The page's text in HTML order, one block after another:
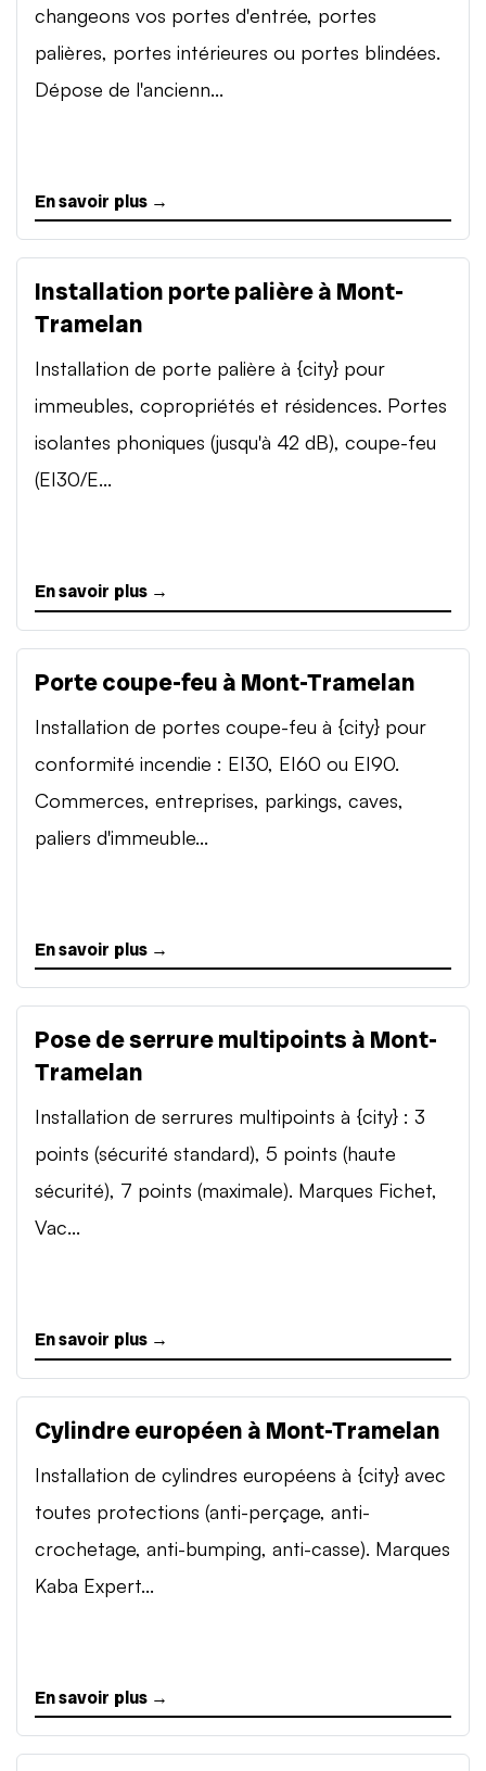
changeons vos portes d'entrée, portes
palières, portes intérieures ou portes blindées.
Dépose de l'ancienn...
En savoir plus →
Installation porte palière à Mont-
Tramelan
Installation de porte palière à {city} pour
immeubles, copropriétés et résidences. Portes
isolantes phoniques (jusqu'à 42 dB), coupe-feu
(EI30/E...
En savoir plus →
Porte coupe-feu à Mont-Tramelan
Installation de portes coupe-feu à {city} pour
conformité incendie : EI30, EI60 ou EI90.
Commerces, entreprises, parkings, caves,
paliers d'immeuble...
En savoir plus →
Pose de serrure multipoints à Mont-
Tramelan
Installation de serrures multipoints à {city} : 3
points (sécurité standard), 5 points (haute
sécurité), 7 points (maximale). Marques Fichet,
Vac...
En savoir plus →
Cylindre européen à Mont-Tramelan
Installation de cylindres européens à {city} avec
toutes protections (anti-perçage, anti-
crochetage, anti-bumping, anti-casse). Marques
Kaba Expert...
En savoir plus →